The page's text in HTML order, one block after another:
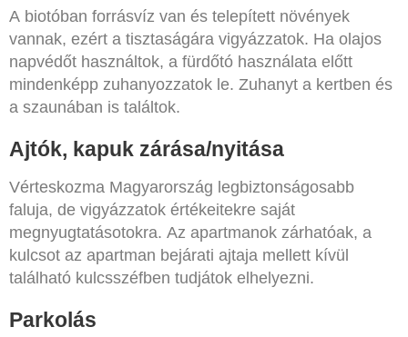
A biotóban forrásvíz van és telepített növények
vannak, ezért a tisztaságára vigyázzatok. Ha olajos
napvédőt használtok, a fürdőtó használata előtt
mindenképp zuhanyozzatok le. Zuhanyt a kertben és
a szaunában is találtok.
Ajtók, kapuk zárása/nyitása
Vérteskozma Magyarország legbiztonságosabb
faluja, de vigyázzatok értékeitekre saját
megnyugtatásotokra. Az apartmanok zárhatóak, a
kulcsot az apartman bejárati ajtaja mellett kívül
található kulcsszéfben tudjátok elhelyezni.
Parkolás